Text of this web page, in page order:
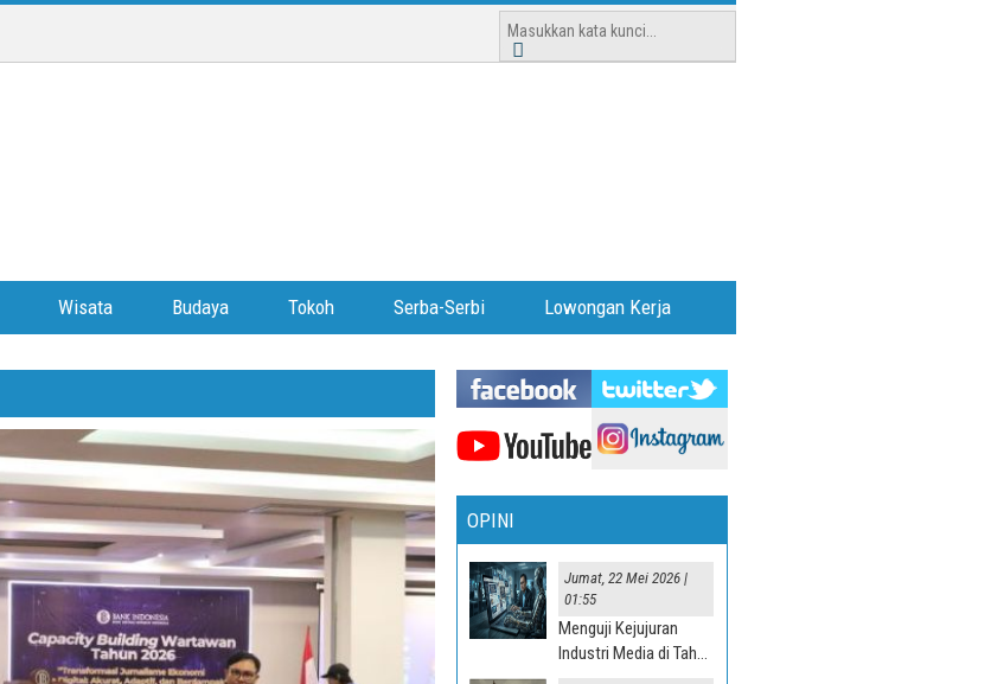
Wisata Budaya Tokoh Serba-Serbi Lowongan Kerja
OPINI
Jumat, 22 Mei 2026 |
01:55
Menguji Kejujuran
Industri Media di Tahun